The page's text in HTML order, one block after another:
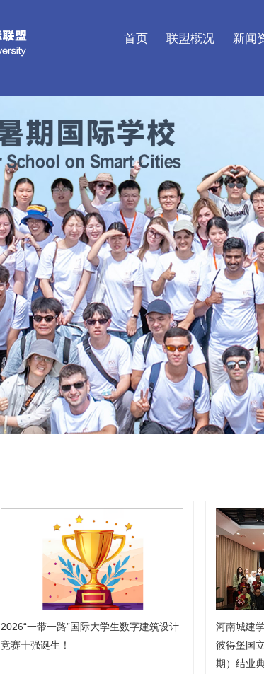
首页 联盟概况 新闻
2026“一带一路”国际大学生数字建筑设计
竞赛十强诞生！
河南城建
彼得堡国
期）结业